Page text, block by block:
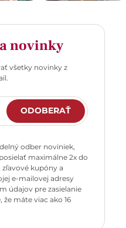
novinky
všetky novinky z
ODOBERAŤ
odber noviniek,
maximálne 2x do
zľavové kupóny a
e-mailovej adresy
údajov pre zasielanie
máte viac ako 16